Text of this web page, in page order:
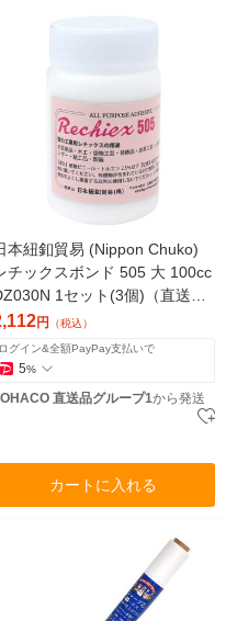
本紐釦貿易 (Nippon Chuko)
チックスボンド 505 大 100cc
1セット(3個)（直送
）
円 （税込）
ログイン&全額PayPay支払いで
5%
直送品グループ1から発送
カートに入れる